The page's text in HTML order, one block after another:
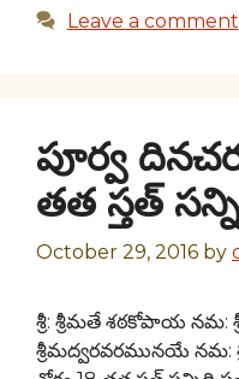
Leave a comment
పూర్వ
తత స్తత్
October 29, 2016 by
శ్రీ: శ్రీమతే శఠకోపాయ
శ్రీమద్వరవరమునయే నమ: